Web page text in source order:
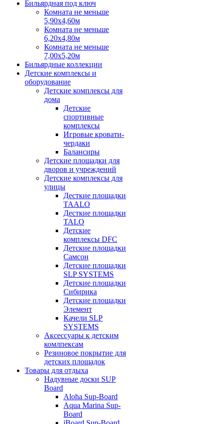
Бильярдная под ключ
Комната не меньше
5,90х4,60м
Комната не меньше
6,20х4,80м
Комната не меньше
7,00х5,20м
Бильярдные коллекции
Детские комплексы и
оборудование
Детские комплексы для
дома
Детские
спортивные
комплексы
Игровые кровати-
чердаки
Балансиры
Детские площадки для
дворов и учреждений
Детские комплексы для
улицы
Десткие площадки
TAALO
Десткие площадки
TALO
Детские
комплексы DFC
Детские площадки
Самсон
Детские площадки
SLP SYSTEMS
Детские площадки
Сибирика
Детские площадки
Элемент
Качели SLP
SYSTEMS
Аксессуары к детским
комлпексам
Резиновое покрытие для
детских площадок
Товары для отдыха
Надувные доски SUP
Board
Aloha Sup-Board
Aqua Marina Sup-
Board